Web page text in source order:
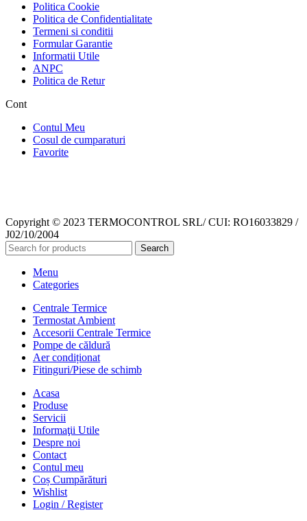
Politica Cookie
Politica de Confidentialitate
Termeni si conditii
Formular Garantie
Informatii Utile
ANPC
Politica de Retur
Cont
Contul Meu
Cosul de cumparaturi
Favorite
Copyright © 2023 TERMOCONTROL SRL/ CUI: RO16033829 /
J02/10/2004
Search
Menu
Categories
Centrale Termice
Termostat Ambient
Accesorii Centrale Termice
Pompe de căldură
Aer condiționat
Fitinguri/Piese de schimb
Acasa
Produse
Servicii
Informaţii Utile
Despre noi
Contact
Contul meu
Coș Cumpărături
Wishlist
Login / Register